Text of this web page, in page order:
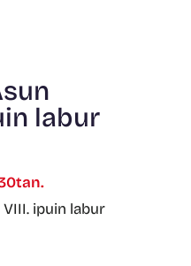
labur
VIII. ipuin labur